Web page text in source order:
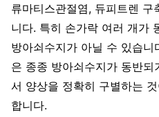
류마티스관절염, 듀피트렌 구
니다. 특히 손가락 여러 개가
방아쇠수지가 아닐 수 있습
은 종종 방아쇠수지가 동반
서 양상을 정확히 구별하는
합니다.